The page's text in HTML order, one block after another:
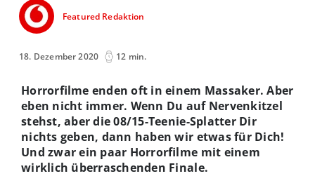
Featured Redaktion
18. Dezember 2020 12 min.
Horrorfilme enden oft in einem Massaker. Aber
eben nicht immer. Wenn Du auf Nervenkitzel
stehst, aber die 08/15-Teenie-Splatter Dir
nichts geben, dann haben wir etwas für Dich!
Und zwar ein paar Horrorfilme mit einem
wirklich überraschenden Finale.